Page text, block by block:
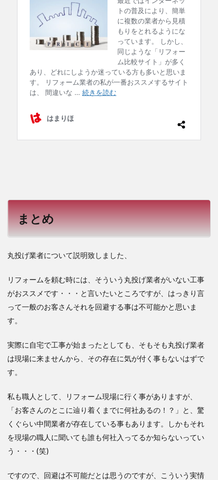
まとめ
丸投げ業者について説明致しました、
リフォームを頼む時には、そういう丸投げ業者がいない工事
がおススメです・・・と言いたいところですが、はっきり言
って一般のお客さんそれを回避する事は不可能かと思いま
す。
実際に自宅で工事が始まったとしても、そもそも丸投げ業者
は現場に来ませんから、その存在に気が付く事もないはずで
す。
私も職人として、リフォーム現場に行く事がありますが、
「お客さんのとこに辿り着くまでに何社あるの！？」と、驚
くぐらい中間業者が存在している事もあります。しかもそれ
を現場の職人に聞いても誰も何社入ってるか知らないってい
う・・・(笑)
ですので、回避は不可能だとは思うのですが、こういう実情